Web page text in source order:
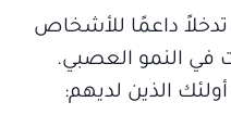
داعمًا للأشخاص
في النمو العصبي.
الذين لديهم: